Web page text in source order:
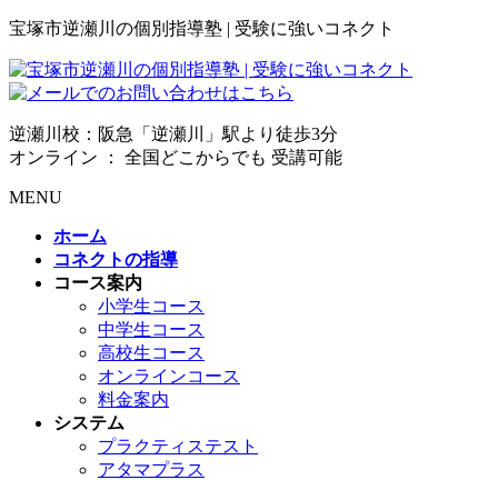
宝塚市逆瀬川の個別指導塾 | 受験に強いコネクト
逆瀬川校：阪急「逆瀬川」駅より徒歩3分
オンライン ： 全国どこからでも 受講可能
MENU
ホーム
コネクトの指導
コース案内
小学生コース
中学生コース
高校生コース
オンラインコース
料金案内
システム
プラクティステスト
アタマプラス